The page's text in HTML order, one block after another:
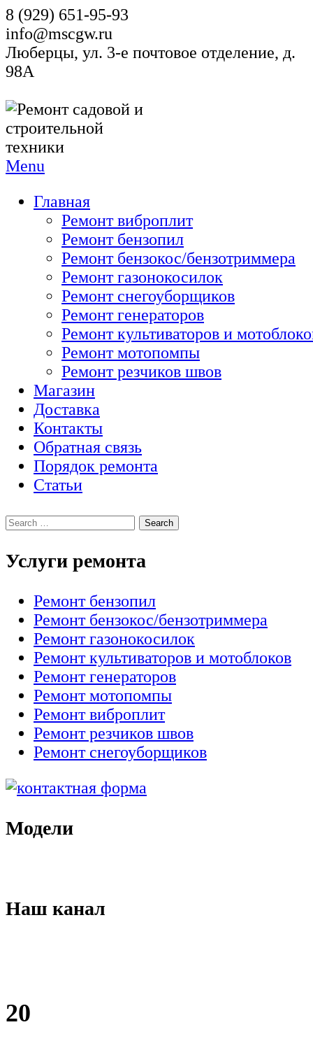
8 (929) 651-95-93
info@mscgw.ru
Люберцы, ул. 3-е почтовое отделение, д.
98А
Menu
Главная
Ремонт виброплит
Ремонт бензопил
Ремонт бензокос/бензотриммера
Ремонт газонокосилок
Ремонт снегоуборщиков
Ремонт генераторов
Ремонт культиваторов и
Ремонт мотопомпы
Ремонт резчиков швов
Магазин
Доставка
Контакты
Обратная связь
Порядок ремонта
Статьи
Услуги ремонта
Ремонт бензопил
Ремонт бензокос/бензотриммера
Ремонт газонокосилок
Ремонт культиваторов и мотоблоков
Ремонт генераторов
Ремонт мотопомпы
Ремонт виброплит
Ремонт резчиков швов
Ремонт снегоуборщиков
Модели
Наш канал
20